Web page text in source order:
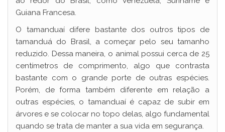
Guiana Francesa.
O tamanduaí difere bastante dos outros tipos de
tamanduá do Brasil, a começar pelo seu tamanho
reduzido. Dessa maneira, o animal possui cerca de 25
centímetros de comprimento, algo que contrasta
bastante com o grande porte de outras espécies.
Porém, de forma também diferente em relação a
outras espécies, o tamanduaí é capaz de subir em
árvores e se colocar no topo delas, algo fundamental
quando se trata de manter a sua vida em segurança.